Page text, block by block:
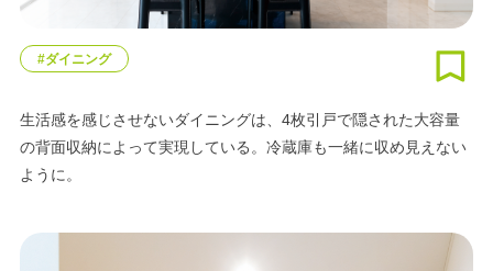
#ダイニング
生活感を感じさせないダイニングは、4枚引戸で隠された大容量
の背面収納によって実現している。冷蔵庫も一緒に収め見えない
ように。